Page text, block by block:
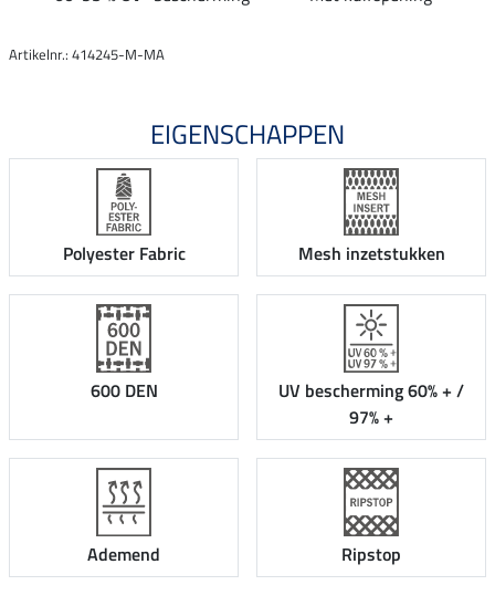
Artikelnr.: 414245-M-MA
EIGENSCHAPPEN
Polyester Fabric Mesh inzetstukken
600 DEN
UV bescherming 60% + /
97% +
Ademend Ripstop